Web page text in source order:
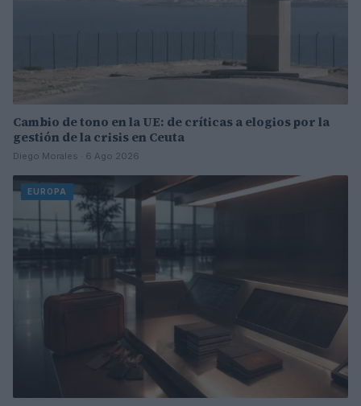
Cambio de tono en la UE: de críticas a elogios por la
gestión de la crisis en Ceuta
Diego Morales · 6 Ago 2026
EUROPA